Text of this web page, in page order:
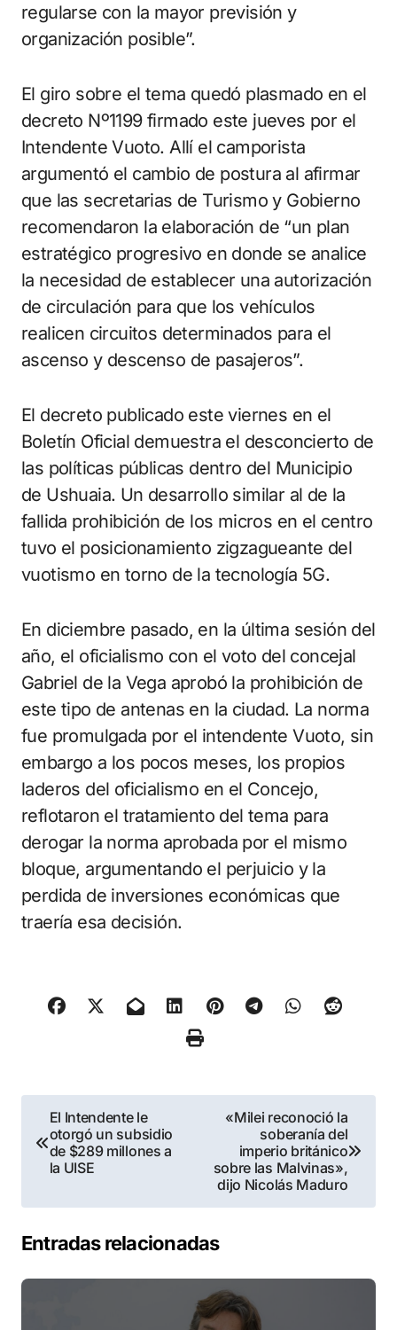
regularse con la mayor previsión y
organización posible”.
El giro sobre el tema quedó plasmado en el
decreto Nº1199 firmado este jueves por el
Intendente Vuoto. Allí el camporista
argumentó el cambio de postura al afirmar
que las secretarias de Turismo y Gobierno
recomendaron la elaboración de “un plan
estratégico progresivo en donde se analice
la necesidad de establecer una autorización
de circulación para que los vehículos
realicen circuitos determinados para el
ascenso y descenso de pasajeros”.
El decreto publicado este viernes en el
Boletín Oficial demuestra el desconcierto de
las políticas públicas dentro del Municipio
de Ushuaia. Un desarrollo similar al de la
fallida prohibición de los micros en el centro
tuvo el posicionamiento zigzagueante del
vuotismo en torno de la tecnología 5G.
En diciembre pasado, en la última sesión del
año, el oficialismo con el voto del concejal
Gabriel de la Vega aprobó la prohibición de
este tipo de antenas en la ciudad. La norma
fue promulgada por el intendente Vuoto, sin
embargo a los pocos meses, los propios
laderos del oficialismo en el Concejo,
reflotaron el tratamiento del tema para
derogar la norma aprobada por el mismo
bloque, argumentando el perjuicio y la
perdida de inversiones económicas que
traería esa decisión.
Navegación
de
El Intendente le
otorgó un subsidio
de $289 millones a
la UISE
«Milei reconoció la
soberanía del
imperio británico
sobre las Malvinas»,
dijo Nicolás Maduro
Entradas relacionadas